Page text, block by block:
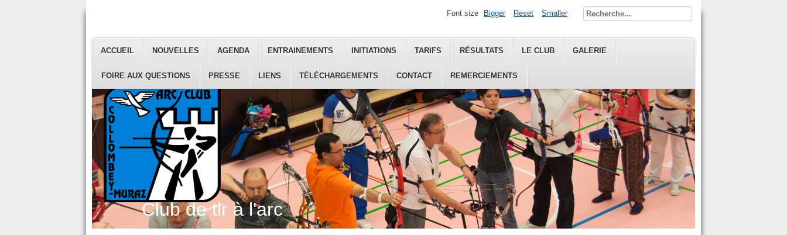
Club de tir à l'arc
ACCUEIL NOUVELLES AGENDA ENTRAINEMENTS INITIATIONS TARIFS RÉSULTATS LE CLUB GALERIE
FOIRE AUX QUESTIONS PRESSE LIENS TÉLÉCHARGEMENTS CONTACT REMERCIEMENTS
Font size Bigger Reset Smaller